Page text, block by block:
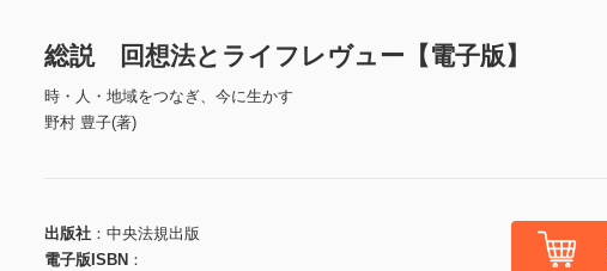
総説 回想法とライフレヴュー【電子版】
時・人・地域をつなぎ、今に生かす
野村 豊子(著)
出版社
中央法規出版
電子版ISBN